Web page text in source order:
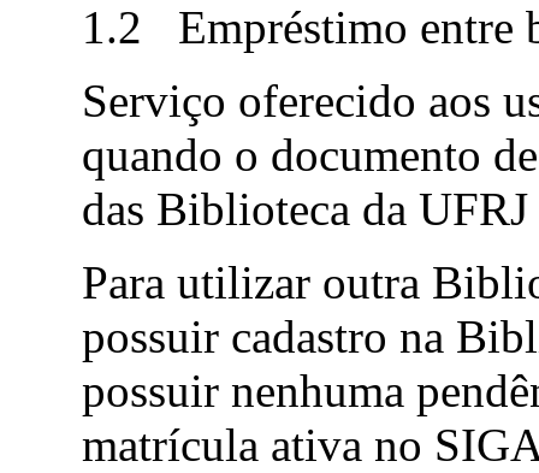
1.2 Empréstimo entre
Serviço oferecido aos
quando o documento
das Biblioteca da
Para utilizar outra
possuir cadastro na
possuir nenhuma
matrícula ativa no